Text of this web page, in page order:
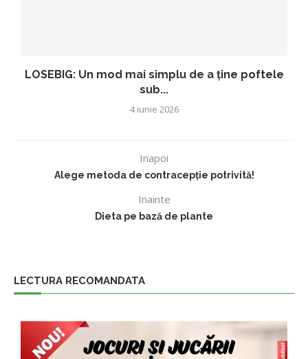
LOSEBIG: Un mod mai simplu de a ține poftele
sub...
4 iunie 2026
Inapoi
Alege metoda de contracepție potrivită!
Inainte
Dieta pe bază de plante
LECTURA RECOMANDATA